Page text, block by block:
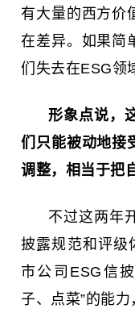
有大量的西方价
在差异。如果简
们失去在ESG领
形象点说，
们只能被动地接
调整，相当于把
不过这两年
披露规范和评级
市公司ESG信
子、点菜”的能力